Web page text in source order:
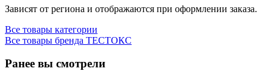
Зависят от региона и отображаются при оформлении заказа.
Все товары категории
Все товары бренда ТЕСТОКС
Ранее вы смотрели